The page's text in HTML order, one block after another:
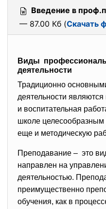
Введение в
— 87.00 Кб (Скачать
Виды
деятельности
Традиционно
деятельности
и воспитательная
школе
еще и методическую
Преподавание – это
направлен на
деятельностью.
преимущественно
обучения, как в